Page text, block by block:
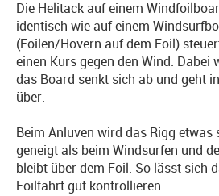
Die Helitack auf einem
identisch wie auf einem
(Foilen/Hovern auf dem Foil)
einen Kurs gegen den Wind. Dabei
das Board senkt sich ab und geht
über.
Beim Anluven wird das Rigg etwas
geneigt als beim Windsurfen und
bleibt über dem Foil. So lässt sich
Foilfahrt gut kontrollieren.